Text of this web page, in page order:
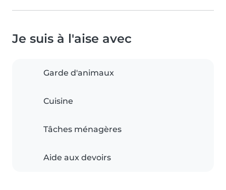
Je suis à l'aise avec
Garde d'animaux
Cuisine
Tâches ménagères
Aide aux devoirs